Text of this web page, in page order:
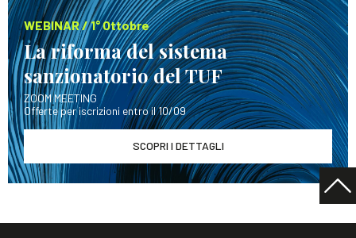
WEBINAR / 1° Ottobre
La riforma del sistema
sanzionatorio del TUF
ZOOM MEETING
Offerte per iscrizioni entro il 10/09
SCOPRI I DETTAGLI